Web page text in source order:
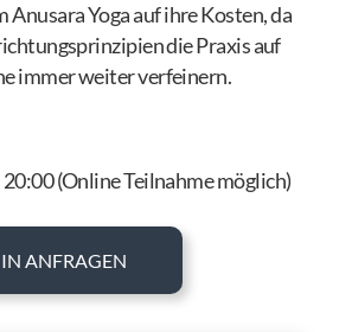
Anusara Yoga auf ihre Kosten, da
die Praxis auf
immer weiter verfeinern.
(Online Teilnahme möglich)
ANFRAGEN